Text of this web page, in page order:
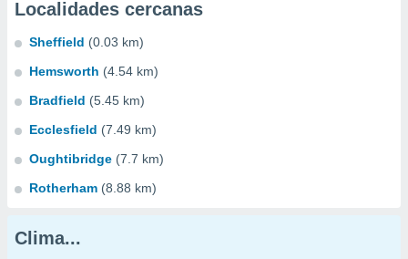
Localidades cercanas
Sheffield (0.03 km)
Hemsworth (4.54 km)
Bradfield (5.45 km)
Ecclesfield (7.49 km)
Oughtibridge (7.7 km)
Rotherham (8.88 km)
Clima...